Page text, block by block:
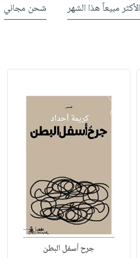
الأكثر مبيعاً هذا الشهر شحن مجاني
جرح أسفل البطن